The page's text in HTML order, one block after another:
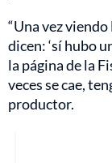
“Una vez
dicen: ‘sí hubo
la página de la
veces se cae,
productor.